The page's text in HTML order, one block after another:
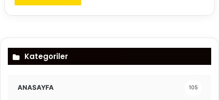
Kategoriler
ANASAYFA 105